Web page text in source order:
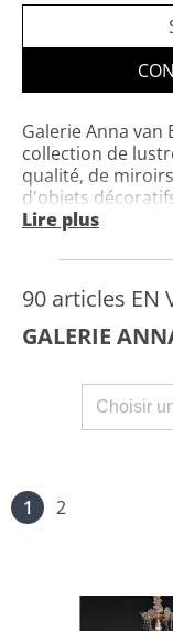
Galerie Anna
collection de
qualité, de
d'objets
entier !
Lire plus
90 articles EN
GALERIE
1 2